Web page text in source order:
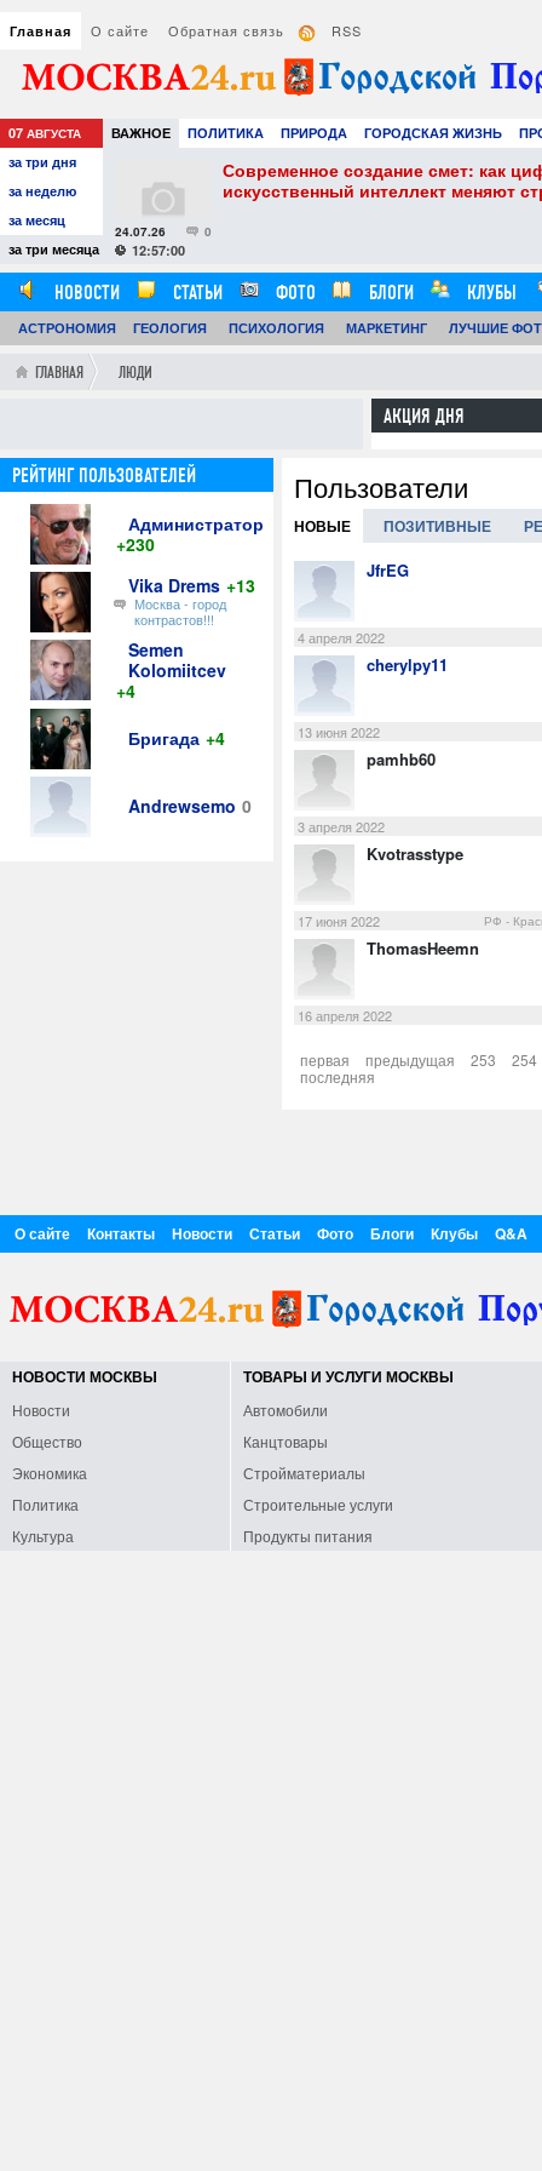
Главная О сайте Обратная связь RSS
07 АВГУСТА ВАЖНОЕ ПОЛИТИКА ПРИРОДА ГОРОДСКАЯ ЖИЗНЬ
ТЕХНОЛОГИИ
за три дня
за неделю
за месяц
за три месяца
и
0
24.07.26
12:57:00
Современное создание смет: как
искусственный интеллект меняют
НОВОСТИ СТАТЬИ ФОТО БЛОГИ
КЛУБЫ
ОБЗОРЫ
ВИДЕОРЕПОРТАЖИ
АСТРОНОМИЯ ГЕОЛОГИЯ ПСИХОЛОГИЯ МАРКЕТИНГ ЛУЧШИЕ
ГЛАВНАЯ ЛЮДИ
АКЦИЯ ДНЯ
Пользователи
НОВЫЕ ПОЗИТИВНЫЕ
JfrEG
4 апреля 2022
cherylpy11
13 июня 2022
pamhb60
3 апреля 2022
Kvotrasstype
РФ -
17 июня 2022
ThomasHeemn
16 апреля 2022
первая предыдущая 253
254
последняя
РЕЙТИНГ ПОЛЬЗОВАТЕЛЕЙ
Администратор
+230
Vika Drems +13
Москва - город
контрастов!!!
Semen
Kolomiitcev
+4
Бригада +4
Andrewsemo 0
О сайте Контакты Новости Статьи Фото Блоги Клубы Q&A
НОВОСТИ МОСКВЫ
Новости
Общество
Экономика
Политика
Культура
ТОВАРЫ И УСЛУГИ МОСКВЫ
Автомобили
Канцтовары
Стройматериалы
Строительные услуги
Продукты питания